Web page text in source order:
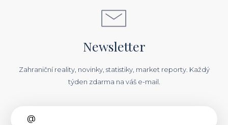
Newsletter
Zahraniční reality, novinky, statistiky, market reporty. Každý
týden zdarma na váš e-mail.